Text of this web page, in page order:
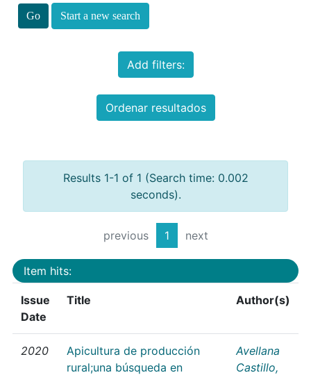
Start a new search
Add filters:
Ordenar resultados
Results 1-1 of 1 (Search time: 0.002
seconds).
previous 1 next
Item hits:
Issue
Date
Title Author(s)
2020
Apicultura de producción
rural;una búsqueda en
Avellana
Castillo,